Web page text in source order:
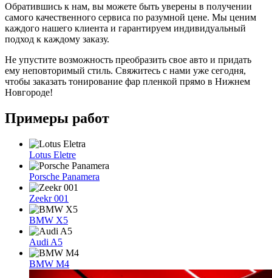
Обратившись к нам, вы можете быть уверены в получении
самого качественного сервиса по разумной цене. Мы ценим
каждого нашего клиента и гарантируем индивидуальный
подход к каждому заказу.
Не упустите возможность преобразить свое авто и придать
ему неповторимый стиль. Свяжитесь с нами уже сегодня,
чтобы заказать тонирование фар пленкой прямо в Нижнем
Новгороде!
Примеры работ
Lotus Eletre
Porsche Panamera
Zeekr 001
BMW X5
Audi A5
BMW M4